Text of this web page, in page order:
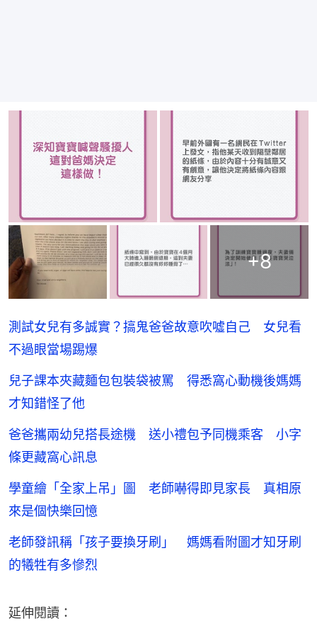
+8
測試女兒有多誠實？搞鬼爸爸故意吹噓自己 女兒看
不過眼當場踢爆
兒子課本夾藏麵包包裝袋被罵 得悉窩心動機後媽媽
才知錯怪了他
爸爸攜兩幼兒搭長途機 送小禮包予同機乘客 小字
條更藏窩心訊息
學童繪「全家上吊」圖 老師嚇得即見家長 真相原
來是個快樂回憶
老師發訊稱「孩子要換牙刷」 媽媽看附圖才知牙刷
的犧牲有多慘烈
延伸閱讀：